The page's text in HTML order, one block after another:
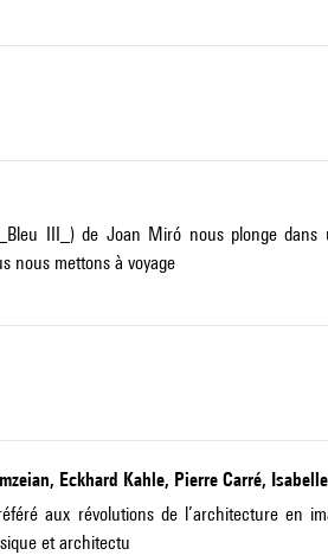
III_) de Joan Miró nous plonge dans
nous mettons à voyage
Eckhard Kahle, Pierre Carré,
aux révolutions de l’architecture en
et architectu